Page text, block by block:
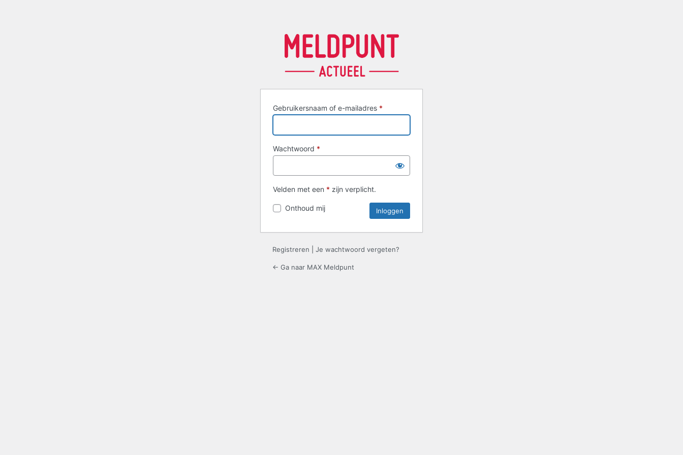
Gebruikersnaam of e-mailadres *
Wachtwoord *
Velden met een * zijn verplicht.
Onthoud mij
Registreren Je wachtwoord vergeten?
← Ga naar MAX Meldpunt